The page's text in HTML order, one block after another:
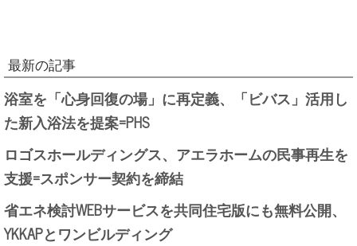
最新の記事
浴室を「心身回復の場」に再定義、「ビバス」活用し
た新入浴法を提案=PHS
ロゴスホールディングス、アエラホームの民事再生を
支援=スポンサー契約を締結
省エネ検討WEBサービスを共同住宅版にも無料公開、
YKKAPとワンビルディング